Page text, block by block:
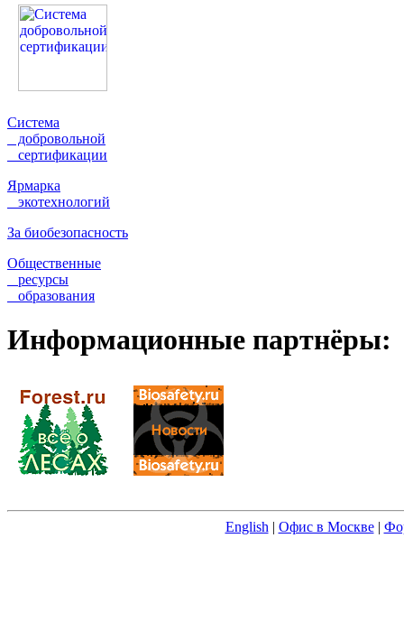
Система
добровольной
сертификации
Ярмарка
экотехнологий
За биобезопасность
Общественные
ресурсы
образования
Информационные партнёры:
English | Офис в Москве |